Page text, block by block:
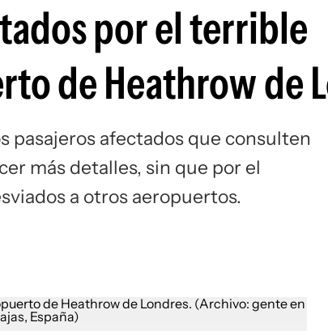
por el terrible
de Heathrow de
pasajeros afectados que consulten
más detalles, sin que por el
a otros aeropuertos.